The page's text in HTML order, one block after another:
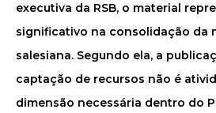
executiva da RSB, o material
significativo na consolidação da
salesiana. Segundo ela, a
captação de recursos não é
dimensão necessária dentro do